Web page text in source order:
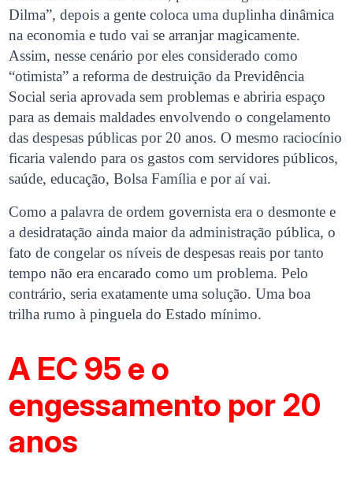
Dilma”, depois a gente coloca uma duplinha dinâmica
na economia e tudo vai se arranjar magicamente.
Assim, nesse cenário por eles considerado como
“otimista” a reforma de destruição da Previdência
Social seria aprovada sem problemas e abriria espaço
para as demais maldades envolvendo o congelamento
das despesas públicas por 20 anos. O mesmo raciocínio
ficaria valendo para os gastos com servidores públicos,
saúde, educação, Bolsa Família e por aí vai.
Como a palavra de ordem governista era o desmonte e
a desidratação ainda maior da administração pública, o
fato de congelar os níveis de despesas reais por tanto
tempo não era encarado como um problema. Pelo
contrário, seria exatamente uma solução. Uma boa
trilha rumo à pinguela do Estado mínimo.
A EC 95 e o
engessamento por 20
anos